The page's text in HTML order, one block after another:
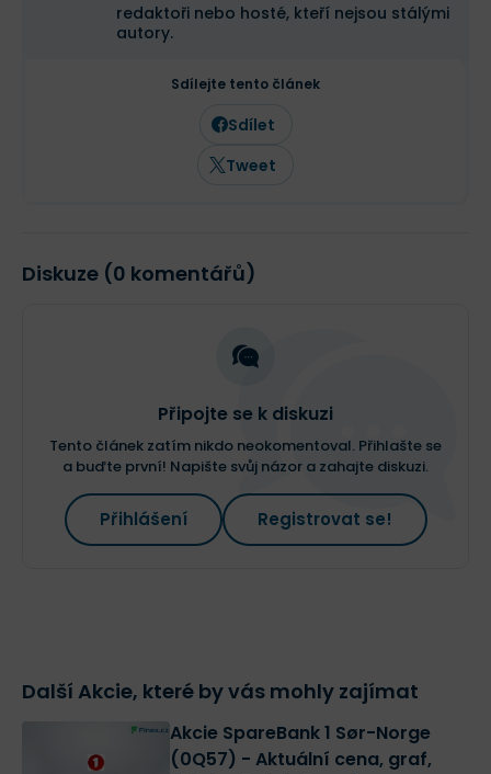
redaktoři nebo hosté, kteří nejsou stálými
autory.
Sdílejte tento článek
Sdílet
Tweet
Diskuze (0 komentářů)
Připojte se k diskuzi
Tento článek zatím nikdo neokomentoval. Přihlašte se
a buďte první! Napište svůj názor a zahajte diskuzi.
Přihlášení Registrovat se!
Další Akcie, které by vás mohly zajímat
Akcie SpareBank 1 Sør-Norge
(0Q57) - Aktuální cena, graf,